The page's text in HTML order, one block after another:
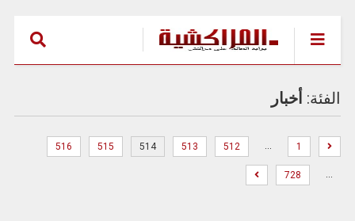
الفئة: أخبار
1
…
512
513
514
515
516
…
728